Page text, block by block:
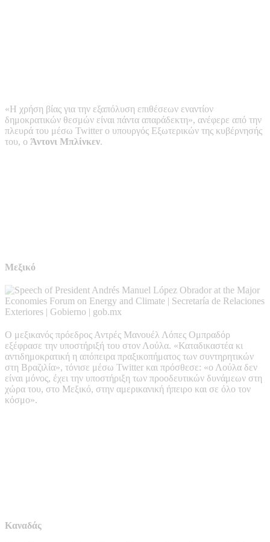
«Η χρήση βίας για την εξαπόλυση επιθέσεων εναντίον
δημοκρατικών θεσμών είναι πάντα απαράδεκτη», ανέφερε από την
πλευρά του μέσω Twitter ο υπουργός Εξωτερικών της κυβέρνησής
του, ο Άντονι Μπλίνκεν.
Μεξικό
Ο μεξικανός πρόεδρος Αντρές Μανουέλ Λόπες Ομπραδόρ
εξέφρασε την υποστήριξή του στον Λούλα. «Καταδικαστέα κι
αντιδημοκρατική η απόπειρα πραξικοπήματος των συντηρητικών
στη Βραζιλία», τόνισε μέσω Twitter και πρόσθεσε: «ο Λούλα δεν
είναι μόνος, έχει την υποστήριξη των προοδευτικών δυνάμεων στη
χώρα του, στο Μεξικό, στην αμερικανική ήπειρο και σε όλο τον
κόσμο».
Καναδάς